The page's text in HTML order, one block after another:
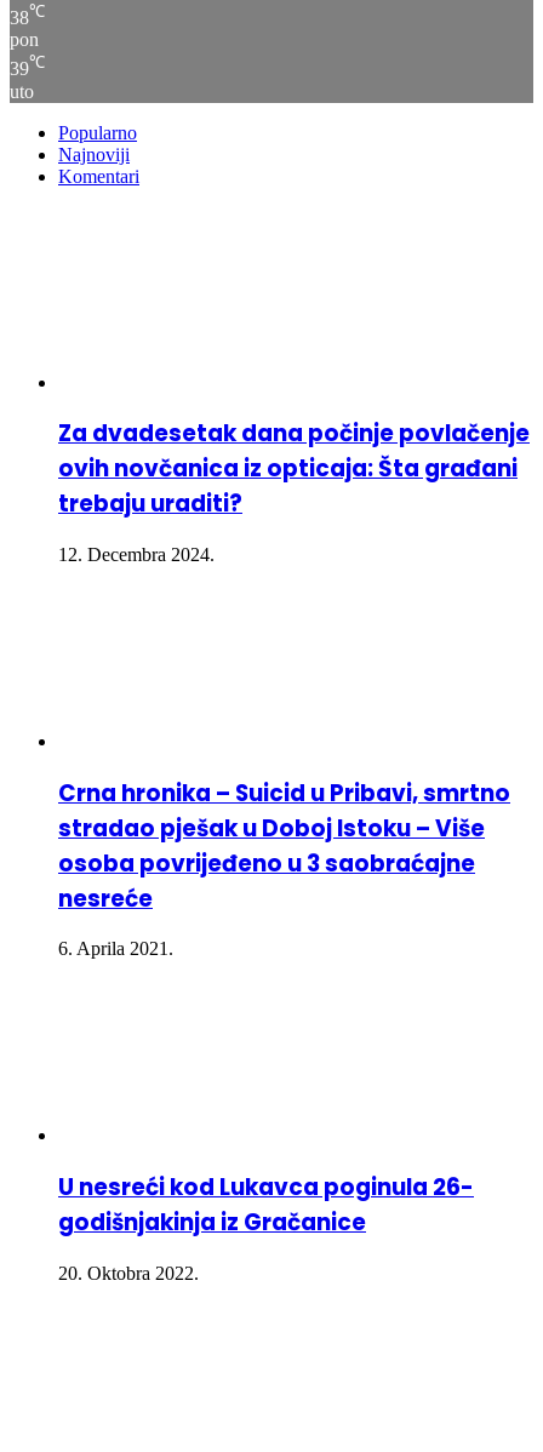
38℃
pon
39℃
uto
Popularno
Najnoviji
Komentari
Za dvadesetak dana počinje povlačenje
ovih novčanica iz opticaja: Šta građani
trebaju uraditi?
12. Decembra 2024.
Crna hronika – Suicid u Pribavi, smrtno
stradao pješak u Doboj Istoku – Više
osoba povrijeđeno u 3 saobraćajne
nesreće
6. Aprila 2021.
U nesreći kod Lukavca poginula 26-
godišnjakinja iz Gračanice
20. Oktobra 2022.